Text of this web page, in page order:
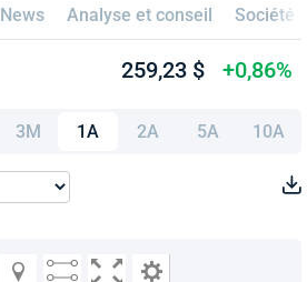
News Analyse et conseil Société
259,23 $ +0,86%
3M 1A 2A 5A 10A